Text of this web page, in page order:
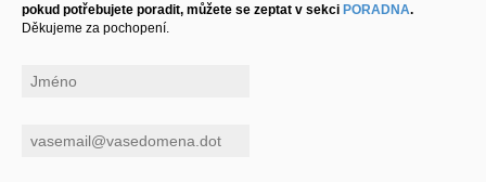
pokud potřebujete poradit, můžete se zeptat v sekci PORADNA.
Děkujeme za pochopení.